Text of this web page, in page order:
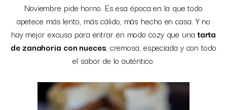
Noviembre pide horno. Es esa época en la que todo
apetece más lento, más cálido, más hecho en casa. Y no
hay mejor excusa para entrar en modo cozy que unatarta
de zanahoria con nueces, cremosa, especiada y con todo
el sabor de lo auténtico.